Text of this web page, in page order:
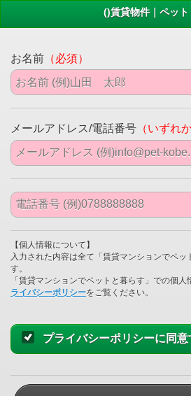
()賃貸物件｜ペット
お名前 （必須）
メールアドレス/電話番号 （いずれ
【個人情報について】
入力された内容は全て「賃貸マンションでペッ
す。
「賃貸マンションでペットと暮らす」での個
ライバシーポリシーをご覧ください。
プライバシーポリシーに同意